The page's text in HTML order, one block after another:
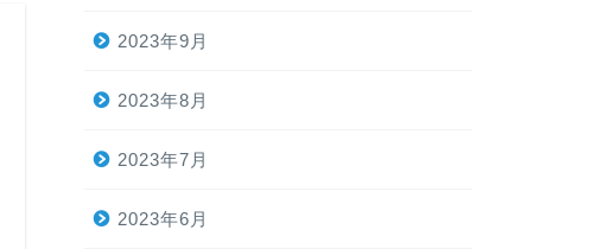
2023年9月
2023年8月
2023年7月
2023年6月